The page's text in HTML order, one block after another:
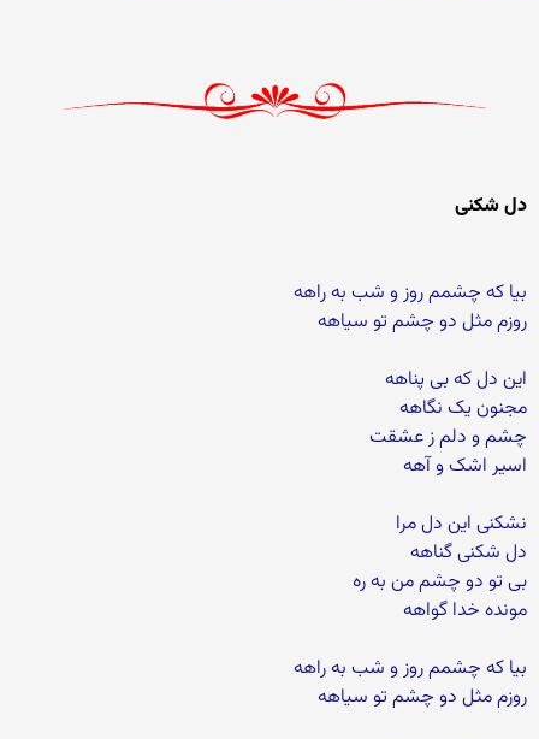
دل شکنی
بیا که چشمم روز و شب به راهه
روزم مثل دو چشم تو سیاهه
این دل که بی پناهه
مجنون یک نگاهه
چشم و دلم ز عشقت
اسیر اشک و آهه
نشکنی این دل مرا
دل شکنی گناهه
بی تو دو چشم من به ره
مونده خدا گواهه
بیا که چشمم روز و شب به راهه
روزم مثل دو چشم تو سیاهه